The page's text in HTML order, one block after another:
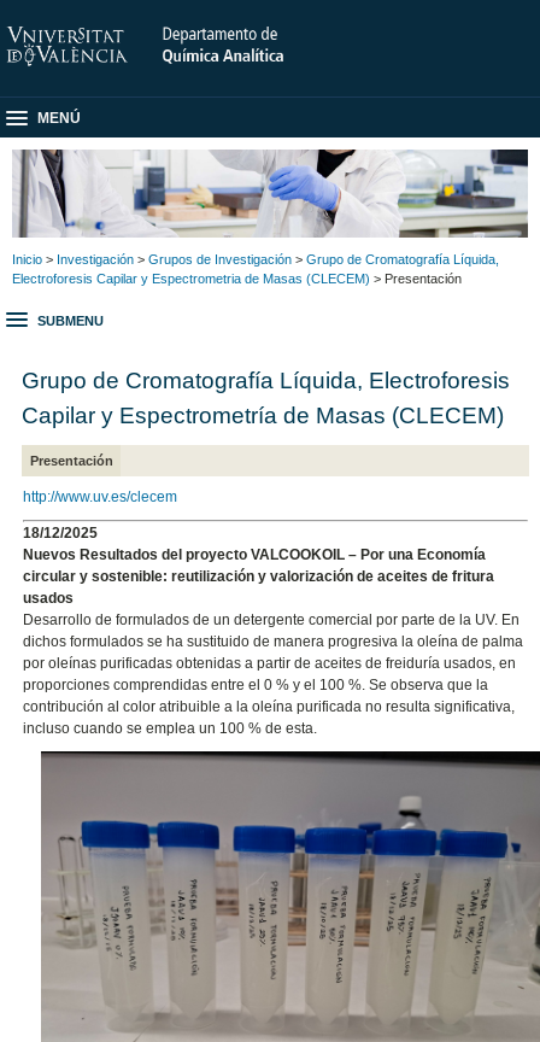
MENÚ
Inicio > Investigación > Grupos de Investigación > Grupo de Cromatografía Líquida,
Electroforesis Capilar y Espectrometria de Masas (CLECEM) > Presentación
SUBMENU
Grupo de Cromatografía Líquida, Electroforesis
Capilar y Espectrometría de Masas (CLECEM)
Presentación
http://www.uv.es/clecem
18/12/2025
Nuevos Resultados del proyecto VALCOOKOIL – Por una Economía
circular y sostenible: reutilización y valorización de aceites de fritura
usados
Desarrollo de formulados de un detergente comercial por parte de la UV. En
dichos formulados se ha sustituido de manera progresiva la oleína de palma
por oleínas purificadas obtenidas a partir de aceites de freiduría usados, en
proporciones comprendidas entre el 0 % y el 100 %. Se observa que la
contribución al color atribuible a la oleína purificada no resulta significativa,
incluso cuando se emplea un 100 % de esta.